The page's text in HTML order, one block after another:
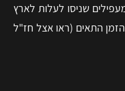
שניסו לעלות לארץ
התאים (ראו אצל חז"ל